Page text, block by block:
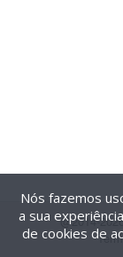
@2014-
Nós fazemos
a sua
de cookies de